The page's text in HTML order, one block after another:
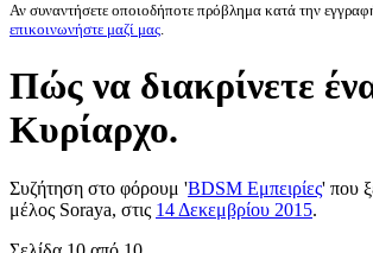
Αν συναντήσετε οποιοδήποτε πρόβλημα κατά την
επικοινωνήστε μαζί μας.
Πώς να διακρίνετε
Κυρίαρχο.
Συζήτηση στο φόρουμ 'BDSM Εμπειρίες' που
μέλος Soraya, στις 14 Δεκεμβρίου 2015.